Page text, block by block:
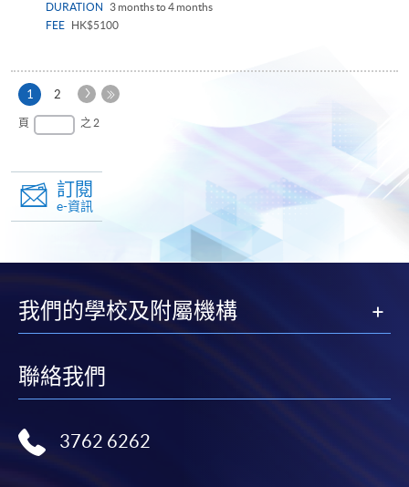
DURATION
3 months to 4 months
FEE
HK$5100
1 本
頁
2
下
頁
頁 之 2
訂閱
e-資訊
我們的學校及附屬機構
聯絡我們
3762 6262